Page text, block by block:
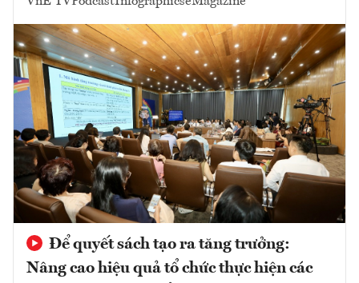
Để quyết sách tạo ra tăng trưởng:
Nâng cao hiệu quả tổ chức thực hiện các